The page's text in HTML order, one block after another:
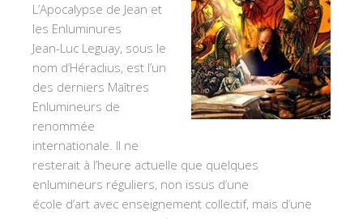
L’Apocalypse de Jean et
les Enluminures
Jean-Luc Leguay, sous le
nom d’Héraclius, est l’un
des derniers Maîtres
Enlumineurs de
renommée
internationale. Il ne
resterait à l’heure actuelle que quelques
enlumineurs réguliers, non issus d’une
école d’art avec enseignement collectif, mais d’une